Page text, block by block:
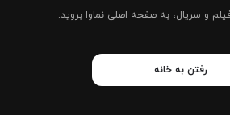
و سریال، به صفحه اصلی نماوا بروید.
رفتن به خانه